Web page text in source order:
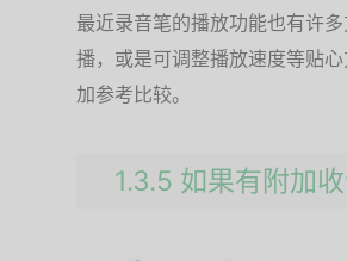
最近录音笔的播放功能也有许
播，或是可调整播放速度等贴
加参考比较。
1.3.5 如果有附加